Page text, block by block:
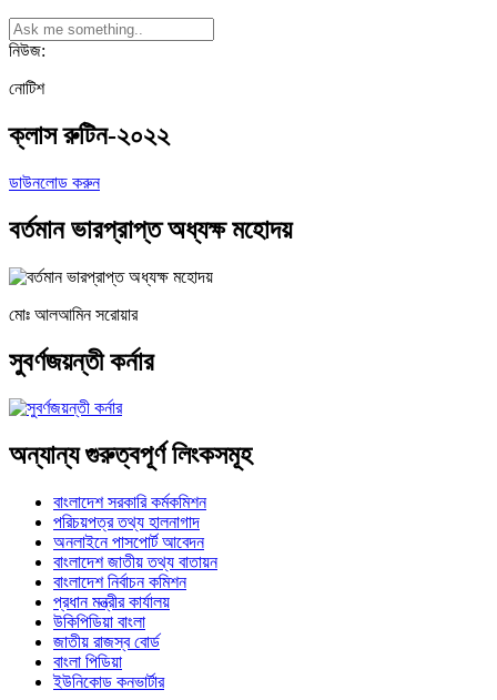
নিউজ:
নোটিশ
ক্লাস রুটিন-২০২২
ডাউনলোড করুন
বর্তমান ভারপ্রাপ্ত অধ্যক্ষ মহোদয়
মোঃ আলআমিন সরোয়ার
সুবর্ণজয়ন্তী কর্নার
অন্যান্য গুরুত্বপূর্ণ লিংকসমূহ
বাংলাদেশ সরকারি কর্মকমিশন
পরিচয়পত্র তথ্য হালনাগাদ
অনলাইনে পাসপোর্ট আবেদন
বাংলাদেশ জাতীয় তথ্য বাতায়ন
বাংলাদেশ নির্বাচন কমিশন
প্রধান মন্ত্রীর কার্যালয়
উকিপিডিয়া বাংলা
জাতীয় রাজস্ব বোর্ড
বাংলা পিডিয়া
ইউনিকোড কনভার্টার